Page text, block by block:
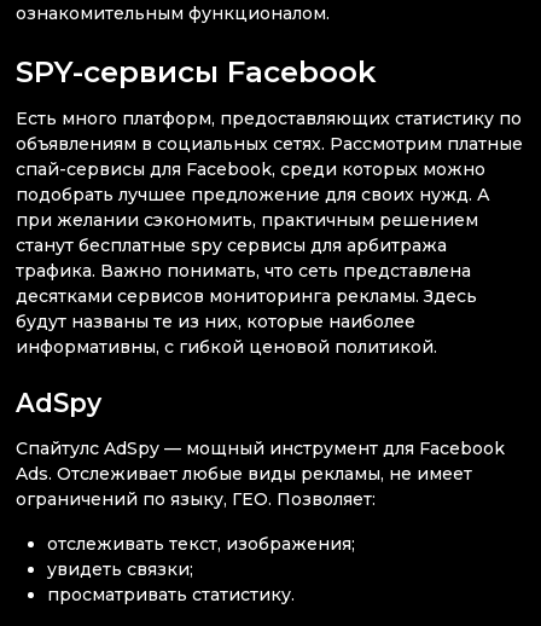
ознакомительным функционалом.
SPY-сервисы Facebook
Есть много платформ, предоставляющих статистику по
объявлениям в социальных сетях. Рассмотрим платные
спай-сервисы для Facebook, среди которых можно
подобрать лучшее предложение для своих нужд. А
при желании сэкономить, практичным решением
станут бесплатные spy сервисы для арбитража
трафика. Важно понимать, что сеть представлена
десятками сервисов мониторинга рекламы. Здесь
будут названы те из них, которые наиболее
информативны, с гибкой ценовой политикой.
AdSpy
Спайтулс AdSpy — мощный инструмент для Facebook
Ads. Отслеживает любые виды рекламы, не имеет
ограничений по языку, ГЕО. Позволяет:
отслеживать текст, изображения;
увидеть связки;
просматривать статистику.